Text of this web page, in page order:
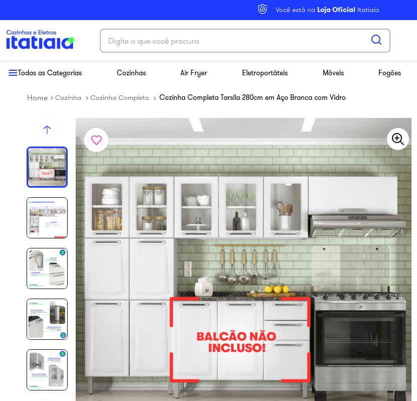
Você está na Loja Oficial Itatiaia
Digite o que você procura
Todas as Categorias Cozinhas Air Fryer Eletroportáteis Móveis Fogões
Cozinha Cozinha Completa Cozinha Completa Tarsila 280cm em Aço Branca com Vidro
Termos mais buscados
2º
cozinha aço
3º
essence
balcão itatiaia
6º
paneleiro
7º
armário cozinha aéreo
8º
renova
9º
armário cozinha
10º aço